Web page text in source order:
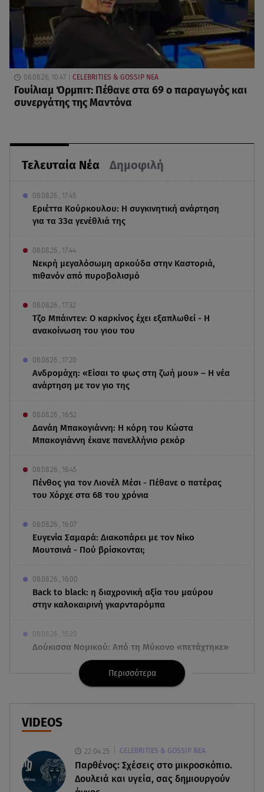
Τελευταία Νέα Δημοφιλή
08.08.26 , 17:45
Εριέττα Κούρκουλου: Η συγκινητική ανάρτηση
για τα 33α γενέθλιά της
08.08.26 , 17:44
Νεκρή μεγαλόσωμη αρκούδα στην Καστοριά,
πιθανόν από πυροβολισμό
08.08.26 , 17:32
Τζο Μπάιντεν: Ο καρκίνος έχει εξαπλωθεί - Η
ανακοίνωση του γιου του
08.08.26 , 17:20
Ανδρομάχη: «Είσαι το φως στη ζωή μου» – Η νέα
ανάρτηση με τον γιο της
08.08.26 , 16:52
Δανάη Μπακογιάννη: Η κόρη του Κώστα
Μπακογιάννη έκανε πανελλήνιο ρεκόρ
08.08.26 , 16:45
Πένθος για τον Λιονέλ Μέσι - Πέθανε ο πατέρας
του Χόρχε στα 68 του χρόνια
08.08.26 , 16:07
Ευγενία Σαμαρά: Διακοπάρει με τον Νίκο
Μουτσινά - Πού βρίσκονται;
08.08.26 , 16:00
Back to black: η διαχρονική αξία του μαύρου
στην καλοκαιρινή γκαρνταρόμπα
08.08.26 , 15:20
Δούκισσα Νομικού: Από τη Μύκονο «πετάχτηκε»
στη Γαλλική Πολυνησία!
Λυκαβηττός: Σε 57χρονη γυναίκα ανήκει η σορός
Κατερίνα Καινούργιου: Η Πάρος και το cool
φορμάκι της κορούλας της!
Περισσότερα
VIDEOS
22.04.25 CELEBRITIES & GOSSIP ΝΕΑ
Παρθένος: Σχέσεις στο μικροσκόπιο.
Δουλειά και υγεία, σας δημιουργούν
08.08.26, 10:47 CELEBRITIES & GOSSIP ΝΕΑ
Γουίλιαμ Όρμπιτ: Πέθανε στα 69 ο παραγωγός και
συνεργάτης της Μαντόνα